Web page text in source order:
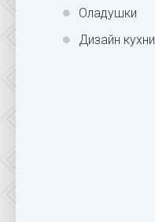
Оладушки
Дизайн кухни